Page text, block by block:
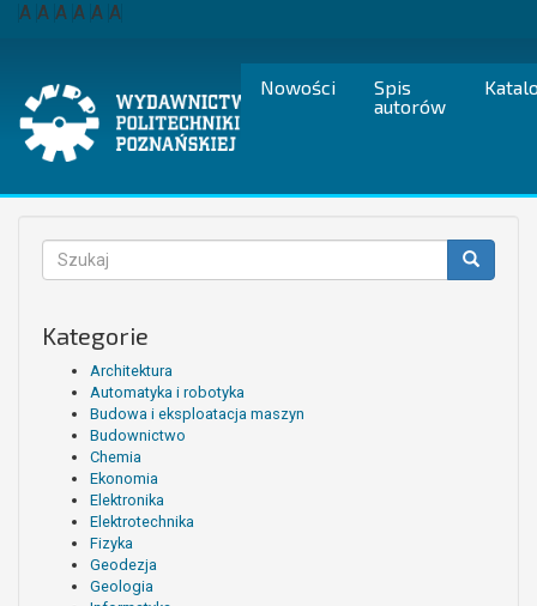
Przejdź
A A A A A A
Nowości
Spis
autorów
Formularz
wyszukiwania
Kategorie
Architektura
Automatyka i robotyka
Budowa i eksploatacja maszyn
Budownictwo
Chemia
Ekonomia
Elektronika
Elektrotechnika
Fizyka
Geodezja
Geologia